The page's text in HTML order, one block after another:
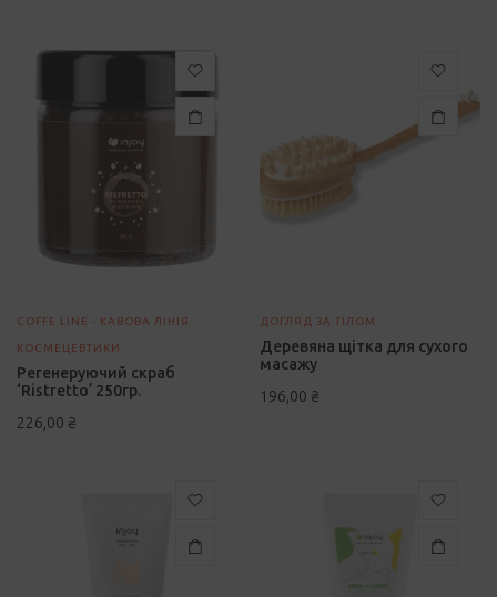
COFFE LINE - КАВОВА ЛІНІЯ
КОСМЕЦЕВТИКИ
Регенеруючий скраб
‘Ristretto’ 250гр.
226,00 ₴
ДОГЛЯД ЗА ТІЛОМ
Деревяна щітка для сухого
масажу
196,00 ₴